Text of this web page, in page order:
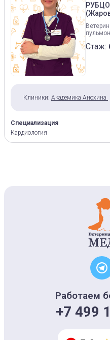
Стаж:
Клиники: Академика Анохина
Специализация
Кардиология
Работаем
+7 499